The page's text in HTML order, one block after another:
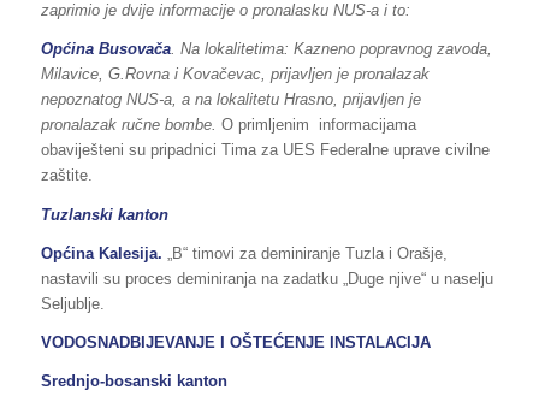
zaprimio je dvije informacije o pronalasku NUS-a i to:
Općina Busovača. Na lokalitetima: Kazneno popravnog zavoda,
Milavice, G.Rovna i Kovačevac, prijavljen je pronalazak
nepoznatog NUS-a, a na lokalitetu Hrasno, prijavljen je
pronalazak ručne bombe. O primljenim informacijama
obaviješteni su pripadnici Tima za UES Federalne uprave civilne
zaštite.
Tuzlanski kanton
Općina Kalesija.
„B“ timovi za deminiranje Tuzla i Orašje,
nastavili su proces deminiranja na zadatku „Duge njive“ u naselju
Seljublje.
VODOSNADBIJEVANJE I OŠTEĆENJE INSTALACIJA
Srednjo-bosanski kanton